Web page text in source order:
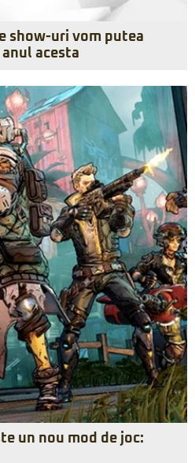
show-uri vom putea
acesta
un nou mod de joc: